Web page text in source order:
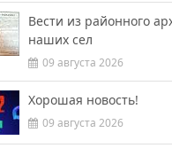
Вести из районного
наших сел
09 августа 2026
Хорошая новость!
09 августа 2026